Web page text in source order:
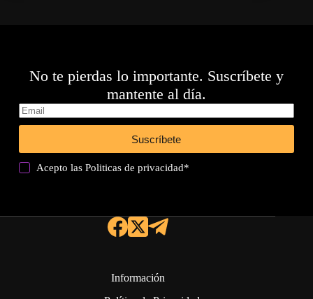
No te pierdas lo importante. Suscríbete y
mantente al día.
Suscríbete
Acepto lasPoliticas de privacidad*
Información